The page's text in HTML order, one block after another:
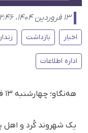
۱۳ فروردین ۱۴۰۴، ۲۲:۴۶
اخبار بازداشت
اداره اطلاعات
هه‌نگاو؛ چهارشنبه ۱۳ فروردین ۱۴۰۴
یک شهروند کُرد و اهل